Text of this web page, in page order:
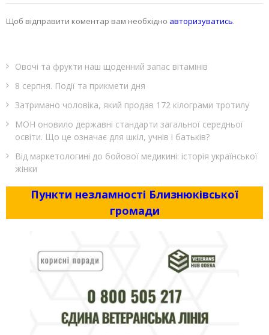
Щоб відправити коментар вам необхідно авторизуватись.
Овочі та фрукти наш щоденний запас вітамінів
8 серпня. Події та прикмети дня
Затримано чоловіка, який продав 172 кілограми тротилу
МОН оновило державні стандарти загальної середньої
освіти. Що це означає для шкіл, учнів і батьків?
Від маркетологині до бойової медикині: історія української
жінки
Пункти незламності Близнюківської
громади